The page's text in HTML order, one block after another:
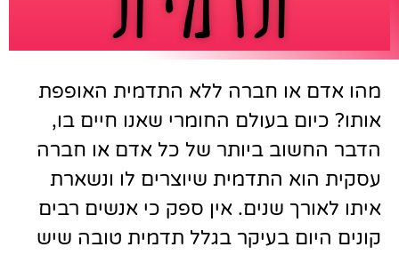
מהו אדם או חברה ללא התדמית האופפת
אותו? כיום בעולם החומרי שאנו חיים בו,
הדבר החשוב ביותר של כל אדם או חברה
עסקית הוא התדמית שיוצרים לו ונשארת
איתו לאורך שנים. אין ספק כי אנשים רבים
קונים היום בעיקר בגלל תדמית טובה שיש